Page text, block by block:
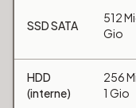
SSD SATA
512
Gio
HDD
(interne)
256
1 Gio